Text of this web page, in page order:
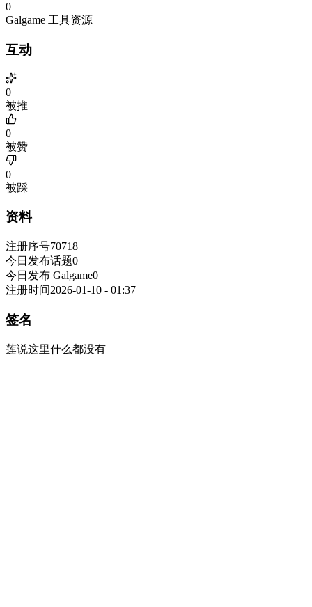
0
Galgame 工具资源
互动
0
被推
0
被赞
0
被踩
资料
注册序号70718
今日发布话题0
今日发布 Galgame0
注册时间2026-01-10 - 01:37
签名
莲说这里什么都没有